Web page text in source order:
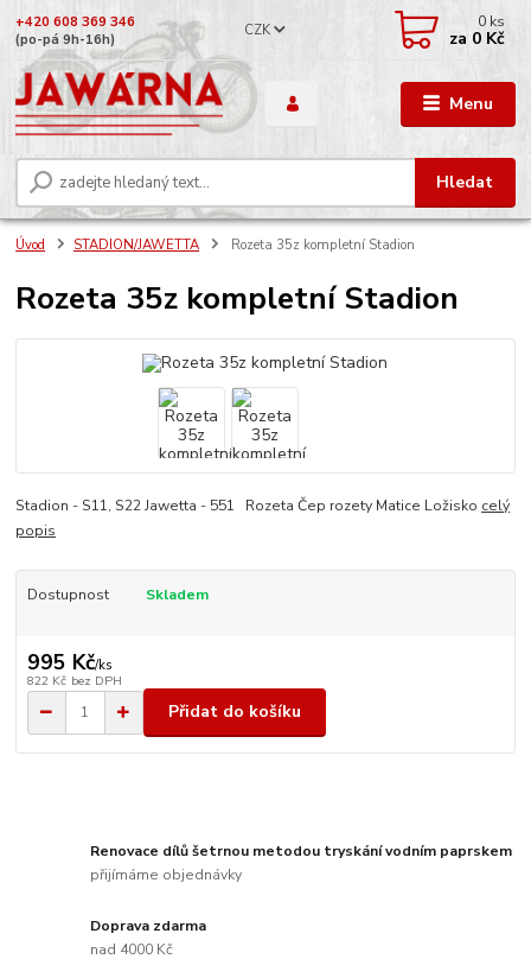
Menu
CZK
Hledat
+420 608 369 346
(po-pá 9h-16h)
0 ks
za 0 Kč
Úvod STADION/JAWETTA Rozeta 35z kompletní Stadion
Rozeta 35z kompletní Stadion
Stadion - S11, S22 Jawetta - 551 Rozeta Čep rozety Matice Ložisko celý
popis
Dostupnost Skladem
995 Kč/ks
822 Kč bez DPH
Přidat do košíku
Renovace dílů šetrnou metodou tryskání vodním paprskem
přijímáme objednávky
Doprava zdarma
nad 4000 Kč